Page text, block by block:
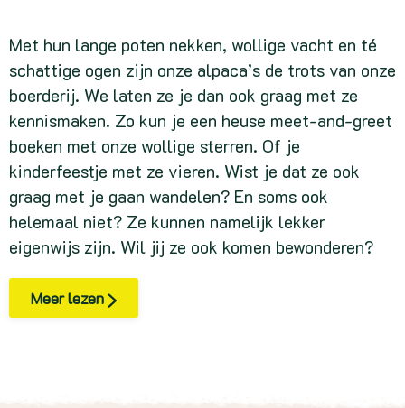
Met hun lange poten nekken, wollige vacht en té
schattige ogen zijn onze alpaca’s de trots van onze
boerderij. We laten ze je dan ook graag met ze
kennismaken. Zo kun je een heuse meet-and-greet
boeken met onze wollige sterren. Of je
kinderfeestje met ze vieren. Wist je dat ze ook
graag met je gaan wandelen? En soms ook
helemaal niet? Ze kunnen namelijk lekker
eigenwijs zijn. Wil jij ze ook komen bewonderen?
Meer lezen